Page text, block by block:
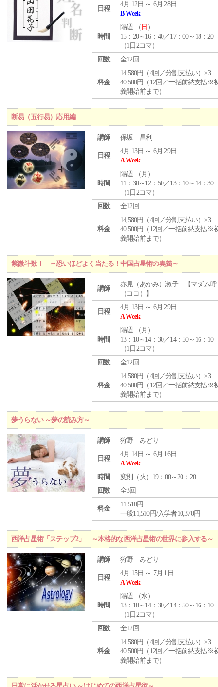
日程
4月 12日 ～ 6月 28日
B Week
時間
隔週 （ 日 ）
15：20～16：40／17：00～18：20
（1日2コマ）
回数
全12回
料金
14,580円（4回／分割支払い）×3
40,500円（12回／一括前納支払※
義開始前まで）
断易（五行易）応用編
講師 保坂 昌利
日程
4月 13日 ～ 6月 29日
A Week
時間
隔週 （ 月 ）
11：30～12：50／13：10～14：30
（1日2コマ）
回数
全12回
料金
14,580円（4回／分割支払い）×3
40,500円（12回／一括前納支払※
義開始前まで）
紫微斗数Ⅰ ～恐いほどよく当たる！中国占星術の奥義～
講師
赤見（あかみ）淑子 【マダム呼
（ココ）】
日程
4月 13日 ～ 6月 29日
A Week
時間
隔週 （ 月 ）
13：10～14：30／14：50～16：10
（1日2コマ）
回数
全12回
料金
14,580円（4回／分割支払い）×3
40,500円（12回／一括前納支払※
義開始前まで）
夢うらない ～夢の読み方～
講師 狩野 みどり
日程
4月 14日 ～ 6月 16日
A Week
時間
変則（火）19：00～20：20
回数
全3回
料金
11,510円
一般11,510円/入学者10,370円
西洋占星術「ステップ2」 ～本格的な西洋占星術の世界に参入する～
講師 狩野 みどり
日程
4月 15日 ～ 7月 1日
A Week
時間
隔週 （水）
13：10～14：30／14：50～16：10
（1日2コマ）
回数
全12回
料金
14,580円（4回／分割支払い）×3
40,500円（12回／一括前納支払※
義開始前まで）